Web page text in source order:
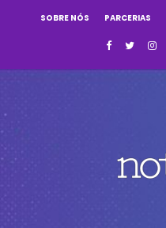
SOBRE NÓS PARCERIAS